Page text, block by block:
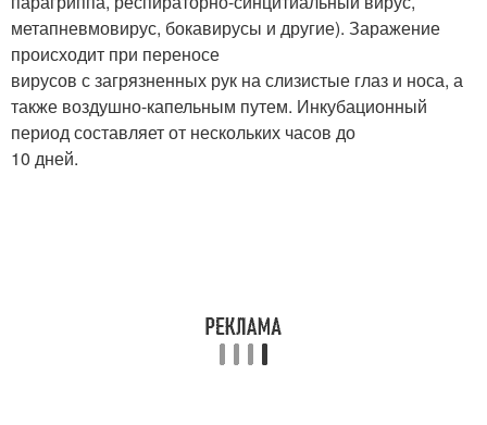
метапневмовирус, бокавирусы и другие). Заражение
происходит при переносе
вирусов с загрязненных рук на слизистые глаз и носа, а
также воздушно-капельным путем. Инкубационный
период составляет от нескольких часов до
10 дней.